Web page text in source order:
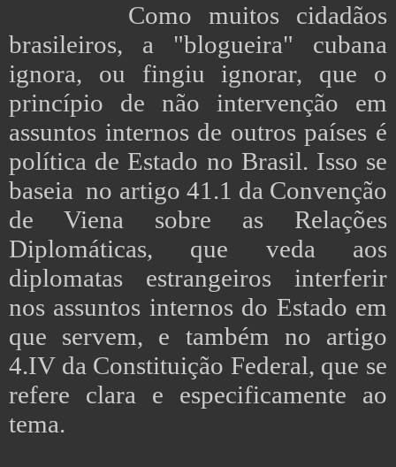
Como muitos cidadãos
brasileiros, a "blogueira" cubana
ignora, ou fingiu ignorar, que o
princípio de não intervenção em
assuntos internos de outros países é
política de Estado no Brasil. Isso se
baseia no artigo 41.1 da Convenção
de Viena sobre as Relações
Diplomáticas, que veda aos
diplomatas estrangeiros interferir
nos assuntos internos do Estado em
que servem, e também no artigo
4.IV da Constituição Federal, que se
refere clara e especificamente ao
tema.